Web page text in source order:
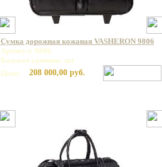
Сумка дорожная кожаная VASHERON 9806
Артикул: 9806
Базовая единица: шт
Цена:
208 000,00 руб.